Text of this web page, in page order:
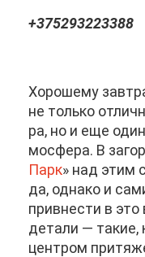
+375293223388
Хо­ро­ше­му
не толь­ко
ра, но и еще
мо­сфе­ра. В
Парк» над этим
да, од­на­ко и
при­вне­сти в
де­та­ли — та­кие,
цен­тром